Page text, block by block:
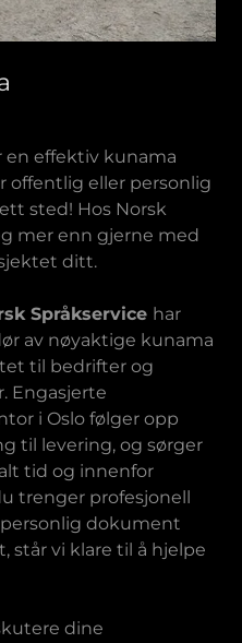
effektiv kunama
offentlig eller personlig
sted! Hos Norsk
mer enn gjerne med
ditt.
Språkservice har
av nøyaktige kunama
til bedrifter og
Engasjerte
i Oslo følger opp
til levering, og sørger
tid og innenfor
trenger profesjonell
dokument
står vi klare til å hjelpe
dine